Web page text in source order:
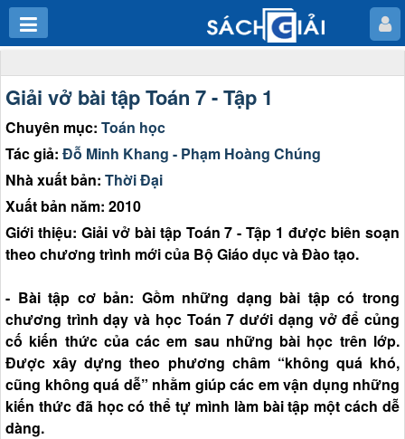
Giải vở bài tập Toán 7 - Tập 1
Chuyên mục: Toán học
Tác giả: Đỗ Minh Khang - Phạm Hoàng Chúng
Nhà xuất bản: Thời Đại
Xuất bản năm: 2010
Giới thiệu: Giải vở bài tập Toán 7 - Tập 1 được biên soạn
theo chương trình mới của Bộ Giáo dục và Đào tạo.
- Bài tập cơ bản: Gồm những dạng bài tập có trong
chương trình dạy và học Toán 7 dưới dạng vở để củng
cố kiến thức của các em sau những bài học trên lớp.
Được xây dựng theo phương châm “không quá khó,
cũng không quá dễ” nhằm giúp các em vận dụng những
kiến thức đã học có thể tự mình làm bài tập một cách dễ
dàng.